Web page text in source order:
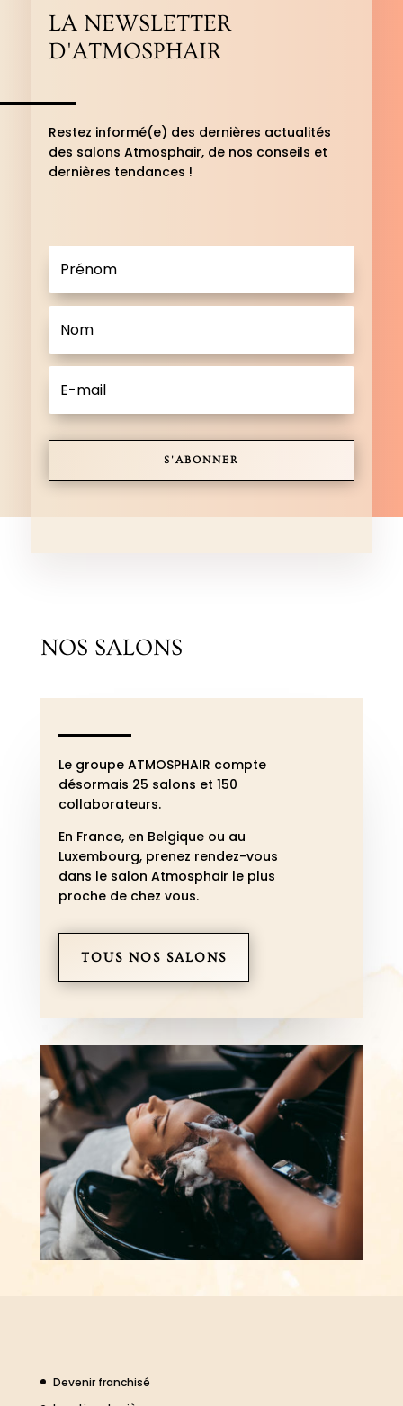
LA NEWSLETTER
D'ATMOSPHAIR
Restez informé(e) des dernières actualités
des salons Atmosphair, de nos conseils et
dernières tendances !
S'ABONNER
NOS SALONS
Le groupe ATMOSPHAIR compte
désormais 25 salons et 150
collaborateurs.
En France, en Belgique ou au
Luxembourg, prenez rendez-vous
dans le salon Atmosphair le plus
proche de chez vous.
TOUS NOS SALONS
Devenir franchisé